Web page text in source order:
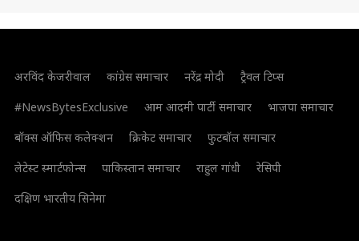
अरविंद केजरीवाल कांग्रेस समाचार नरेंद्र मोदी
ट्रैवल टिप्स
#NewsBytesExclusive
आम आदमी पार्टी समाचार
भाजपा समाचार
बॉक्स ऑफिस कलेक्शन
क्रिकेट समाचार
फुटबॉल समाचार
लेटेस्ट स्मार्टफोन्स
पाकिस्तान समाचार राहुल गांधी
रेसिपी
दक्षिण भारतीय सिनेमा